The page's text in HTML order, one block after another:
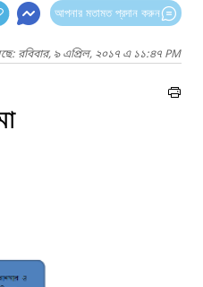
আপনার মতামত প্রদান করুন
রবিবার, ৯ এপ্রিল, ২০১৭ এ ১১:৪৭ PM